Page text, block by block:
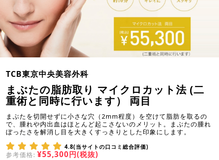
TCB東京中央美容外科
まぶたの脂肪取り マイクロカット法 (二
重術と同時に行います） 両目
まぶたを切開せずに小さな穴（2mm程度）を空けて脂肪を取るの
で、腫れや内出血はほとんど起こさないのメリット。まぶたの腫れ
ぼったさを解消し目を大きくすっきりとした印象にします。
4.8(当サイトの口コミ総合評価)
参考価格: ¥55,300円(税抜)